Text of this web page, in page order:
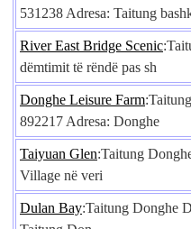
531238 Adresa: Taitung
River East Bridge Scenic
dëmtimit të rëndë pas sh
Donghe Leisure Farm
892217 Adresa: Donghe
Taiyuan Glen:Taitung
Village në veri
Dulan Bay:Taitung Donghe